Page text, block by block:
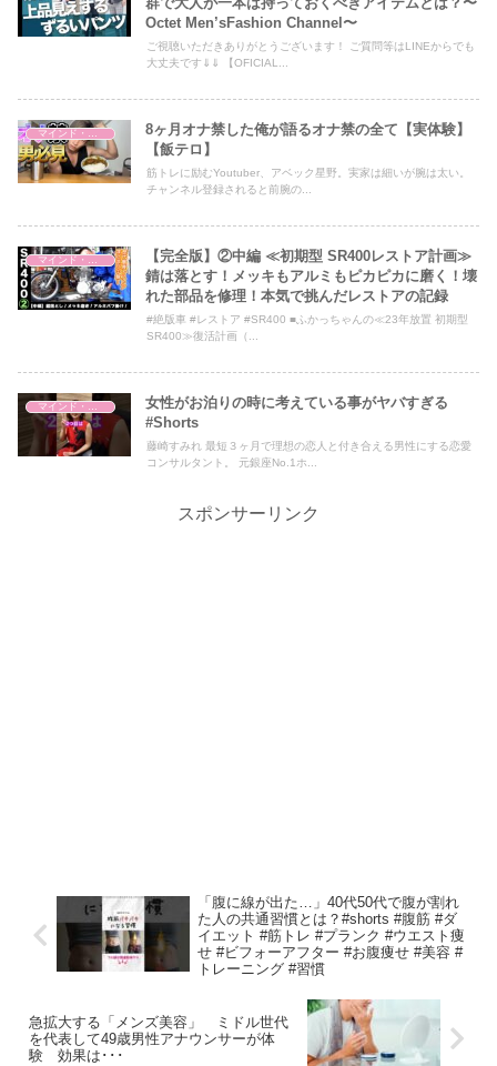
Octet Men’sFashion Channel〜
ご視聴いただきありがとうございます！ ご質問等はLINEからでも
大丈夫です⇓⇓ 【OFICIAL...
マインド・哲学
8ヶ月オナ禁した俺が語るオナ禁の全て【実体験】
【飯テロ】
筋トレに励むYoutuber、アベック星野。実家は細いが腕は太い。
チャンネル登録されると前腕の...
マインド・哲学
【完全版】②中編 ≪初期型 SR400レストア計画≫
錆は落とす！メッキもアルミもピカピカに磨く！壊
れた部品を修理！本気で挑んだレストアの記録
#絶版車 #レストア #SR400 ■ふかっちゃんの≪23年放置 初期型
SR400≫復活計画（...
女性がお泊りの時に考えている事がヤバすぎる
#Shorts
藤崎すみれ 最短３ヶ月で理想の恋人と付き合える男性にする恋愛
コンサルタント。 元銀座No.1ホ...
スポンサーリンク
「腹に線が出た…」40代50代で腹が割れ
た人の共通習慣とは？#shorts #腹筋 #ダ
イエット #筋トレ #プランク #ウエスト痩
せ #ビフォーアフター #お腹痩せ #美容 #
トレーニング #習慣
急拡大する「メンズ美容」 ミドル世代
を代表して49歳男性アナウンサーが体
験 効果は･･･